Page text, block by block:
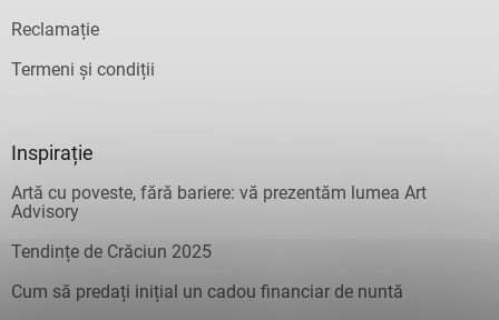
Reclamație
Termeni și condiții
Inspirație
Artă cu poveste, fără bariere: vă prezentăm lumea Art
Advisory
Tendințe de Crăciun 2025
Cum să predați inițial un cadou financiar de nuntă